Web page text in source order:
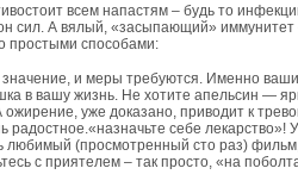
всем напастям – будь то
сил. А вялый, «засыпающий»
простыми способами:
значение, и меры требуются. Именно
в вашу жизнь. Не хотите апельсин —
уже доказано, приводит к
себе лекарство»!
любимый (просмотренный сто раз)
с приятелем – так просто, «на